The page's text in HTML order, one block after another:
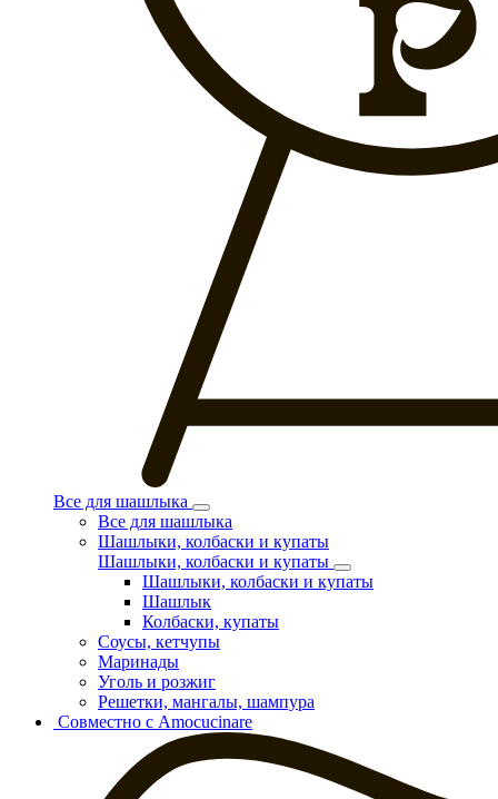
Все для шашлыка
Все для шашлыка
Шашлыки, колбаски и купаты
Шашлыки, колбаски и купаты
Шашлыки, колбаски и купаты
Шашлык
Колбаски, купаты
Соусы, кетчупы
Маринады
Уголь и розжиг
Решетки, мангалы, шампура
Совместно с Amocucinare